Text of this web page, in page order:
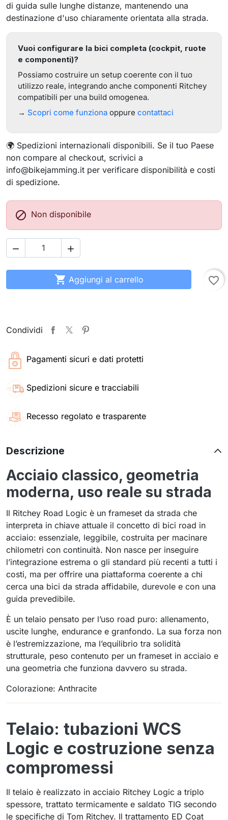
di guida sulle lunghe distanze, mantenendo una
destinazione d'uso chiaramente orientata alla strada.
Vuoi configurare la bici completa (cockpit, ruote
e componenti)?
Possiamo costruire un setup coerente con il tuo
utilizzo reale, integrando anche componenti Ritchey
compatibili per una build omogenea.
→ Scopri come funziona oppure contattaci
🌍 Spedizioni internazionali disponibili. Se il tuo Paese
non compare al checkout, scrivici a
info@bikejamming.it per verificare disponibilità e costi
di spedizione.
 Non disponibile
 
 Aggiungi al carrello favorite_border
Condividi
Pagamenti sicuri e dati protetti
Spedizioni sicure e tracciabili
Recesso regolato e trasparente
Descrizione
Acciaio classico, geometria
moderna, uso reale su strada
Il Ritchey Road Logic è un frameset da strada che
interpreta in chiave attuale il concetto di bici road in
acciaio: essenziale, leggibile, costruita per macinare
chilometri con continuità. Non nasce per inseguire
l’integrazione estrema o gli standard più recenti a tutti i
costi, ma per offrire una piattaforma coerente a chi
cerca una bici da strada affidabile, durevole e con una
guida prevedibile.
È un telaio pensato per l’uso road puro: allenamento,
uscite lunghe, endurance e granfondo. La sua forza non
è l’estremizzazione, ma l’equilibrio tra solidità
strutturale, peso contenuto per un frameset in acciaio e
una geometria che funziona davvero su strada.
Colorazione: Anthracite
Telaio: tubazioni WCS
Logic e costruzione senza
compromessi
Il telaio è realizzato in acciaio Ritchey Logic a triplo
spessore, trattato termicamente e saldato TIG secondo
le specifiche di Tom Ritchey. Il trattamento ED Coat